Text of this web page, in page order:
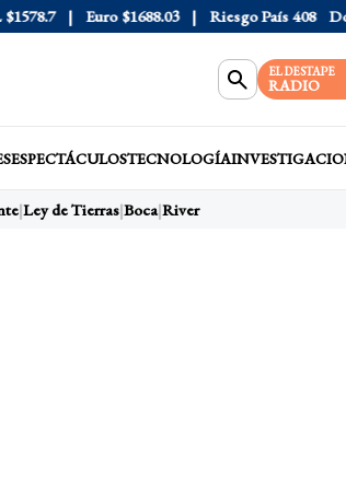
Euro $1688.03 Riesgo País 408
EL DESTAPE
RADIO
ESPECTÁCULOSTECNOLOGÍA
Ley de Tierras Boca River